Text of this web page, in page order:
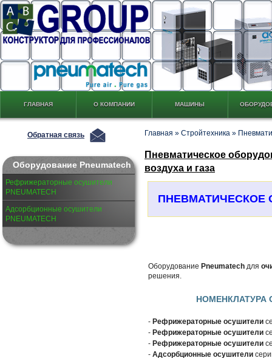
ГЛАВНАЯ О КОМПАНИИ МАШИНЫ
Обратная связь
Оборудование Pneumatech
Рефрижераторные осушители
PNEUMATECH
Адсорбционные осушители
PNEUMATECH
Главная » Стройтехника »
Пневматическое
воздуха и газа
ПНЕВМАТИЧЕСКОЕ
Оборудование Pneumatech для
решения.
НОМЕНКЛАТУРА
- Рефрижераторные осушители
- Рефрижераторные осушители
- Рефрижераторные осушители
- Адсорбционные осушители